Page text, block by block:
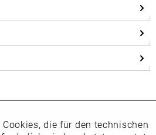
uns auf Instagram
Aktiv
die für den technischen